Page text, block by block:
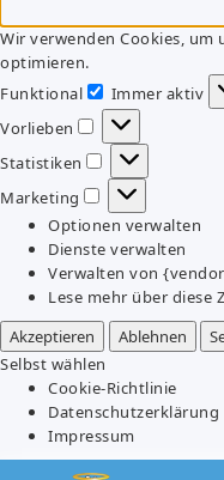
Wir verwenden Cookies, um
optimieren.
Funktional
Funktional
Immer aktiv
Vorlieben
Vorlieben
Statistiken
Statistiken
Marketing
Marketing
Optionen verwalten
Dienste verwalten
Verwalten von
Lese mehr über diese
Akzeptieren
Ablehnen
Selbst wählen
Cookie-Richtlinie
Datenschutzerklärung
Impressum